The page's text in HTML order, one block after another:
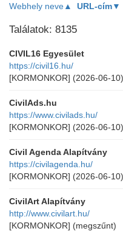
Webhely neve▲ URL-cím▼
Találatok: 8135
CIVIL16 Egyesület
https://civil16.hu/
[KORMONKOR] (2026-06-10)
CivilAds.hu
https://www.civilads.hu/
[KORMONKOR] (2026-06-10)
Civil Agenda Alapítvány
https://civilagenda.hu/
[KORMONKOR] (2026-06-10)
CivilArt Alapítvány
http://www.civilart.hu/
[KORMONKOR] (megszűnt)